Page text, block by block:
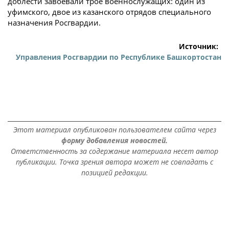
уфимского, двое из казанского отрядов специального
назначения Росгвардии.
Источник:
Управления Росгвардии по Республике Башкортостан
Этот материал опубликован пользователем сайта через
форму добавления новостей.
Ответственность за содержание материала несет автор
публикации. Точка зрения автора может не совпадать с
позицией редакции.